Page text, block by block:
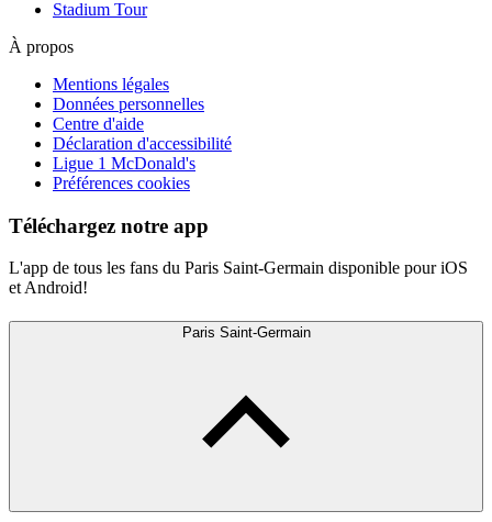
Stadium Tour
À propos
Mentions légales
Données personnelles
Centre d'aide
Déclaration d'accessibilité
Ligue 1 McDonald's
Préférences cookies
Téléchargez notre app
L'app de tous les fans du Paris Saint-Germain disponible pour iOS
et Android!
Paris Saint-Germain